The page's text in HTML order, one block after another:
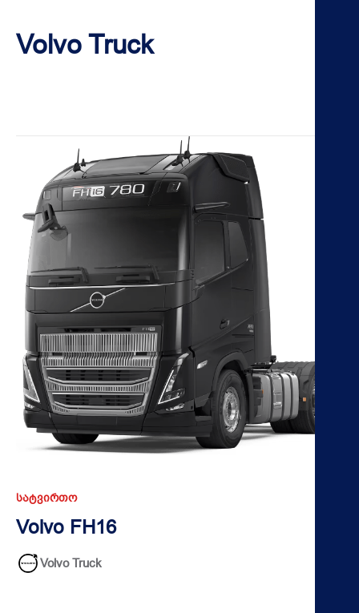
Volvo Truck
ᲡᲐᲢᲕᲘᲠᲗᲝ
Volvo FH16
Volvo Truck